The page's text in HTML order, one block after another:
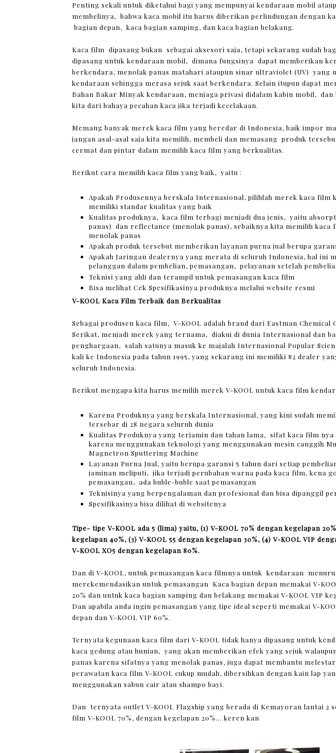
Penting sekali untuk diketahui bagi yang mempunyai kendaraan mobil
membelinya, bahwa kaca mobil itu harus diberikan perlindungan dengan
bagian depan, kaca bagian samping, dan kaca bagian belakang.
Kaca film dipasang bukan sebagai aksesori saja, tetapi sekarang sudah
dipasang untuk kendaraan mobil, dimana fungsinya dapat memberikan
berkendara, menolak panas matahari ataupun sinar ultraviolet (UV) yang
kendaraan sehingga merasa sejuk saat berkendara. Selain itupun dapat
Bahan Bakar Minyak kendaraan, menjaga privasi didalam kabin mobil, dan
kita dari bahaya pecahan kaca jika terjadi kecelakaan.
Memang banyak merek kaca film yang beredar di Indonesia, baik impor
jangan asal-asal saja kita memilih, membeli dan memasang produk
cermat dan pintar dalam memilih kaca film yang berkualitas.
Berikut cara memilih kaca film yang baik, yaitu :
Apakah Produsennya berskala Internasional, pilihlah merek kaca film
memiliki standar kualitas yang baik
Kualitas produknya, kaca film terbagi menjadi dua jenis, yaitu
panas) dan reflectance (menolak panas), sebaiknya kita memilih kaca
menolak panas
Apakah produk tersebut memberikan layanan purna jual berupa
Apakah Jaringan dealernya yang merata di seluruh Indonesia, hal ini
pelanggan dalam pembelian, pemasangan, pelayanan setelah
Teknisi yang ahli dan terampil untuk pemasangan kaca film
Bisa melihat Cek Spesifikasinya produknya melalui website resmi
V-KOOL Kaca Film Terbaik dan Berkualitas
Sebagai produsen kaca film, V-KOOL adalah brand dari Eastman Chemical
Serikat, menjadi merek yang ternama, diakui di dunia Internasional dan
penghargaan, salah satunya masuk ke majalah Internasional Popular
kali ke Indonesia pada tahun 1995, yang sekarang ini memiliki 82 dealer
seluruh Indonesia.
Berikut mengapa kita harus memilih merek V-KOOL untuk kaca film
Karena Produknya yang berskala Internasional, yang kini sudah
tersebar di 28 negara seluruh dunia
Kualitas Produknya yang terjamin dan tahan lama, sifat kaca film nya
karena menggunakan teknologi yang menggunakan mesin canggih
Magnetron Sputtering Machine
Layanan Purna Jual, yaitu berupa garansi 5 tahun dari setiap
jaminan meliputi, jika terjadi perubahan warna pada kaca film, kena
pemasangan, ada buble-buble saat pemasangan
Teknisinya yang berpengalaman dan profesional dan bisa dipanggil
Spesifikasinya bisa dilihat di websitenya
Tipe- tipe V-KOOL ada 5 (lima) yaitu, (1) V-KOOL 70% dengan kegelapan
kegelapan 40%, (3) V-KOOL 55 dengan kegelapan 30%, (4) V-KOOL VIP
V-KOOL XO5 dengan kegelapan 80%.
Dan di V-KOOL, untuk pemasangan kaca filmnya untuk kendaraan
merekemendasikan untuk pemasangan Kaca bagian depan memakai V-
20% dan untuk kaca bagian samping dan belakang memakai V-KOOL VIP
Dan apabila anda ingin pemasangan yang tipe ideal seperti memakai V-
depan dan V-KOOL VIP 60%.
Ternyata kegunaan kaca film dari V-KOOL tidak hanya dipasang untuk
kaca gedung atau hunian, yang akan memberikan efek yang sejuk
panas karena sifatnya yang menolak panas, juga dapat membantu
perawatan kaca film V-KOOL cukup mudah, dibersihkan dengan kain lap
menggunakan sabun cair atau shampo bayi.
Dan ternyata outlet V-KOOL Flagship yang berada di Kemayoran lantai 2
film V-KOOL 70%, dengan kegelapan 20%... keren kan